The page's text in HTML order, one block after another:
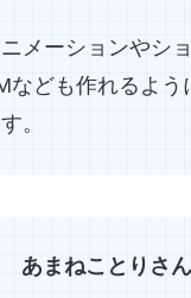
メーションやシ
なども作れるよう
。
あまねことりさん